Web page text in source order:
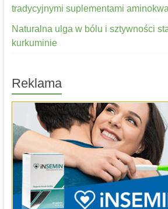
tradycyjnymi suplementami
Naturalna ulga w bólu i sztywności
kurkuminie
Reklama